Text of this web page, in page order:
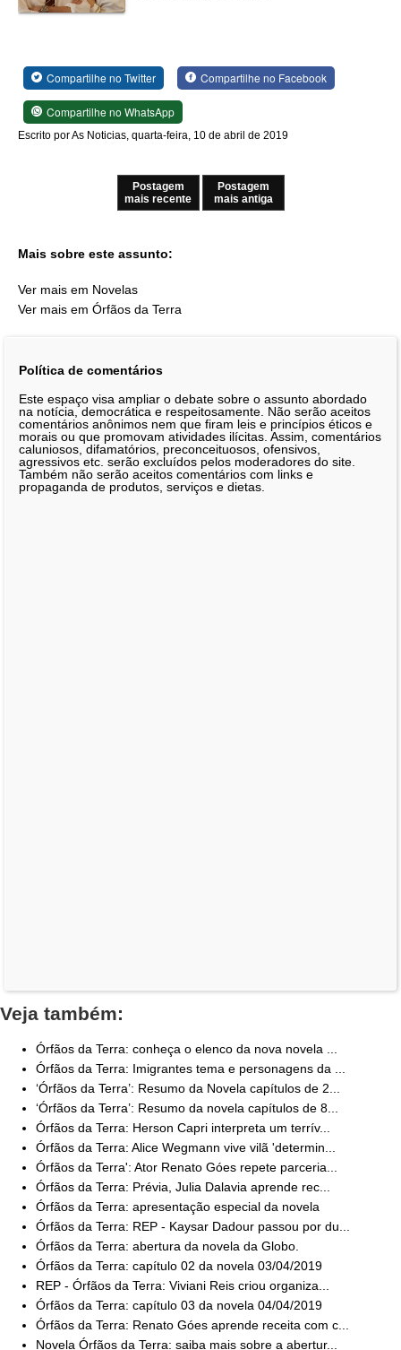
Compartilhe no Twitter Compartilhe no Facebook
Compartilhe no WhatsApp
Escrito por As Noticias, quarta-feira, 10 de abril de 2019
Postagem
mais recente
Postagem
mais antiga
Mais sobre este assunto:
Ver mais em Novelas
Ver mais em Órfãos da Terra
Política de comentários
Este espaço visa ampliar o debate sobre o assunto abordado
na notícia, democrática e respeitosamente. Não serão aceitos
comentários anônimos nem que firam leis e princípios éticos e
morais ou que promovam atividades ilícitas. Assim, comentários
caluniosos, difamatórios, preconceituosos, ofensivos,
agressivos etc. serão excluídos pelos moderadores do site.
Também não serão aceitos comentários com links e
propaganda de produtos, serviços e dietas.
Veja também:
Órfãos da Terra: conheça o elenco da nova novela ...
Órfãos da Terra: Imigrantes tema e personagens da ...
‘Órfãos da Terra’: Resumo da Novela capítulos de 2...
‘Órfãos da Terra’: Resumo da novela capítulos de 8...
Órfãos da Terra: Herson Capri interpreta um terrív...
Órfãos da Terra: Alice Wegmann vive vilã 'determin...
Órfãos da Terra': Ator Renato Góes repete parceria...
Órfãos da Terra: Prévia, Julia Dalavia aprende rec...
Órfãos da Terra: apresentação especial da novela
Órfãos da Terra: REP - Kaysar Dadour passou por du...
Órfãos da Terra: abertura da novela da Globo.
Órfãos da Terra: capítulo 02 da novela 03/04/2019
REP - Órfãos da Terra: Viviani Reis criou organiza...
Órfãos da Terra: capítulo 03 da novela 04/04/2019
Órfãos da Terra: Renato Góes aprende receita com c...
Novela Órfãos da Terra: saiba mais sobre a abertur...